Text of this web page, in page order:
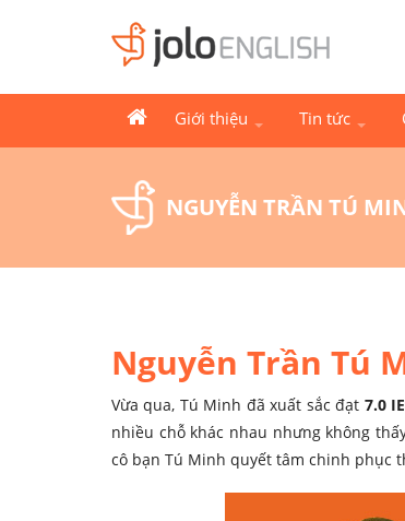
Giới thiệu Tin tức
NGUYỄN TRẦN TÚ
Nguyễn Trần Tú
Vừa qua, Tú Minh đã xuất sắc đạt 7.0
nhiều chỗ khác nhau nhưng không
cô bạn Tú Minh quyết tâm chinh phục